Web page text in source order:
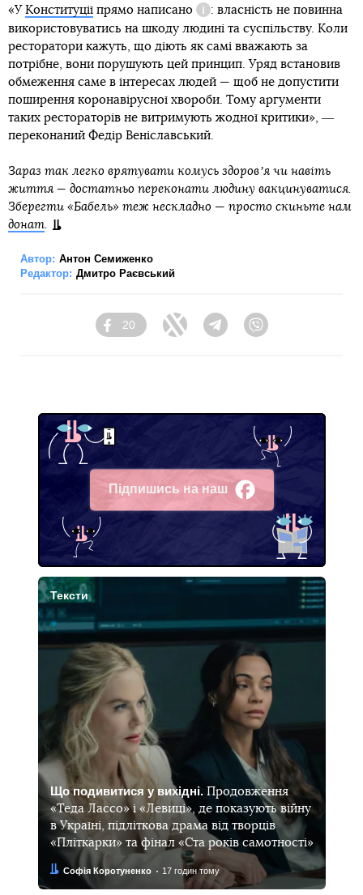
«У Конституції прямо написано
Довідка
: власність не повинна
використовуватись на шкоду людині та суспільству. Коли
ресторатори кажуть, що діють як самі вважають за
потрібне, вони порушують цей принцип. Уряд встановив
обмеження саме в інтересах людей — щоб не допустити
поширення коронавірусної хвороби. Тому аргументи
таких рестораторів не витримують жодної критики», ―
переконаний Федір Веніславський.
Зараз так легко врятувати комусь здоровʼя чи навіть
життя — достатньо переконати людину вакцинуватися.
Зберегти «Бабель» теж нескладно — просто скиньте нам
донат
Автор: Антон Семиженко
Редактор: Дмитро Раєвський
Facebook
20
Twitter TelegramViber
Підпишись на наш
Facebook
Тексти
Що подивитися у вихідні. Продовження
«Теда Лассо» і «Левиці», де показують війну
в Україні, підліткова драма від творців
«Пліткарки» та фінал «Ста років самотності»
Автор:
Софія Коротуненко
Дата: 17 годин тому